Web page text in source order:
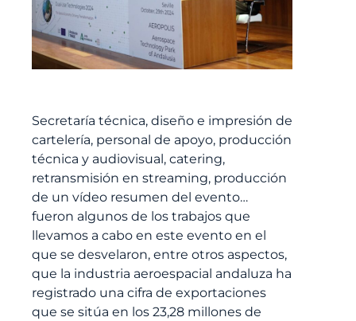
Secretaría técnica, diseño e impresión de
cartelería, personal de apoyo, producción
técnica y audiovisual, catering,
retransmisión en streaming, producción
de un vídeo resumen del evento…
fueron algunos de los trabajos que
llevamos a cabo en este evento en el
que se desvelaron, entre otros aspectos,
que la industria aeroespacial andaluza ha
registrado una cifra de exportaciones
que se sitúa en los 23,28 millones de